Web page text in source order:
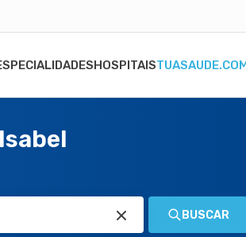
HOSPITAIS
BUSCAR